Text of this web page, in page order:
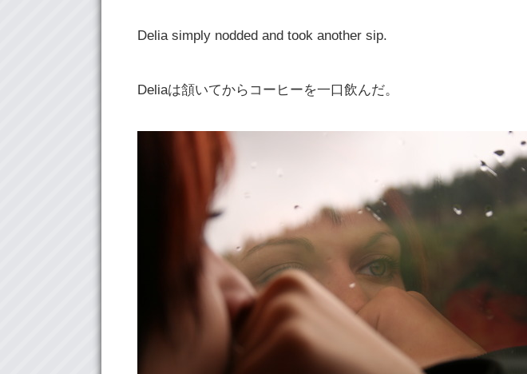
Delia simply nodded and took another sip.
Deliaは頷いてからコーヒーを一口飲んだ。